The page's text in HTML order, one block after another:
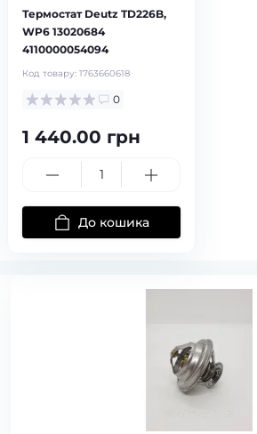
Термостат Deutz TD226B,
WP6 13020684
4110000054094
Код товару: 1763660618
0
1 440.00 грн
До кошика